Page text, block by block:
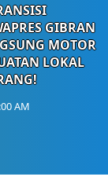
GIBRAN
MOTOR
LOKAL
AM